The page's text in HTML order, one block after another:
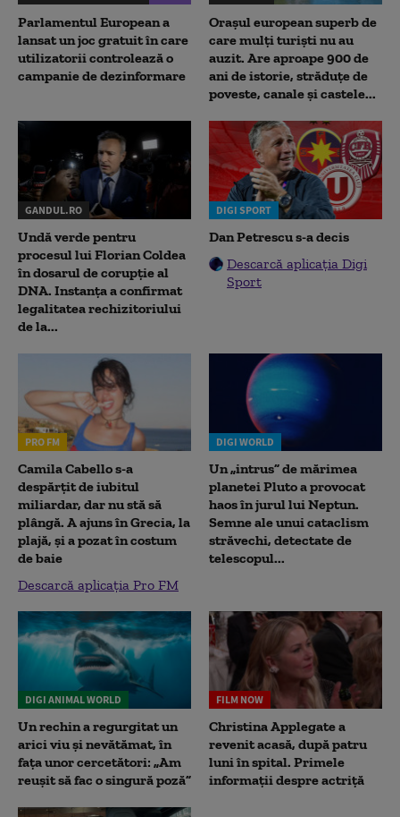
Parlamentul European a
lansat un joc gratuit în care
utilizatorii controlează o
campanie de dezinformare
Orașul european superb de
care mulți turiști nu au
auzit. Are aproape 900 de
ani de istorie, străduțe de
poveste, canale și castele...
GANDUL.RO
Undă verde pentru
procesul lui Florian Coldea
în dosarul de corupție al
DNA. Instanța a confirmat
legalitatea rechizitoriului
de la...
DIGI SPORT
Dan Petrescu s-a decis
Descarcă aplicația Digi
Sport
PRO FM
Camila Cabello s-a
despărțit de iubitul
miliardar, dar nu stă să
plângă. A ajuns în Grecia, la
plajă, și a pozat în costum
de baie
Descarcă aplicația Pro FM
DIGI WORLD
Un „intrus” de mărimea
planetei Pluto a provocat
haos în jurul lui Neptun.
Semne ale unui cataclism
străvechi, detectate de
telescopul...
DIGI ANIMAL WORLD
Un rechin a regurgitat un
arici viu și nevătămat, în
fața unor cercetători: „Am
reușit să fac o singură poză”
FILM NOW
Christina Applegate a
revenit acasă, după patru
luni în spital. Primele
informații despre actriță